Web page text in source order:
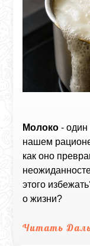
Молоко - один
нашем
как оно
этого
о жизни?
Читать